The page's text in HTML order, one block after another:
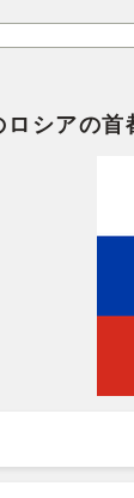
ロシアの首